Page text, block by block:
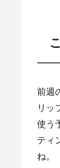
前週
リッ
使う
ティ
ね。